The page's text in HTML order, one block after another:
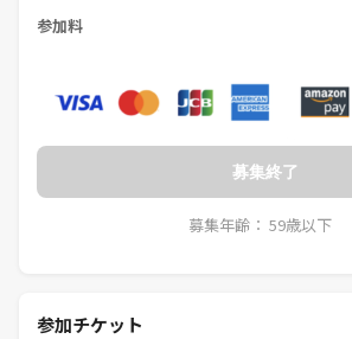
参加料
募集終了
募集年齢： 59歳以下
参加チケット